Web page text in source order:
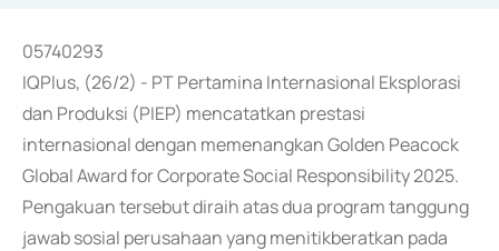
05740293
IQPlus, (26/2) - PT Pertamina Internasional Eksplorasi
dan Produksi (PIEP) mencatatkan prestasi
internasional dengan memenangkan Golden Peacock
Global Award for Corporate Social Responsibility 2025.
Pengakuan tersebut diraih atas dua program tanggung
jawab sosial perusahaan yang menitikberatkan pada